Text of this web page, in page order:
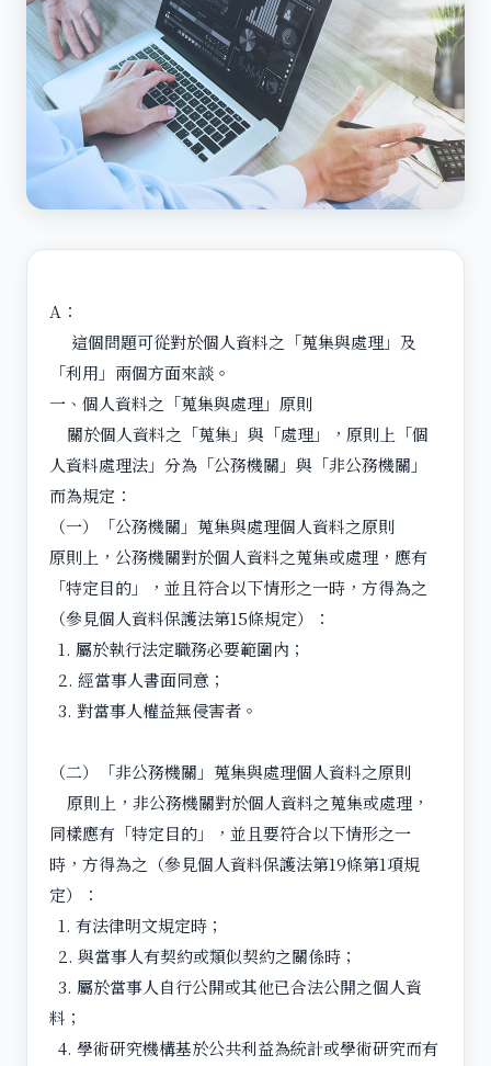
A：
這個問題可從對於個人資料之「蒐集與處理」及
「利用」兩個方面來談。
一、個人資料之「蒐集與處理」原則
關於個人資料之「蒐集」與「處理」，原則上「個
人資料處理法」分為「公務機關」與「非公務機關」
而為規定：
（一）「公務機關」蒐集與處理個人資料之原則
原則上，公務機關對於個人資料之蒐集或處理，應有
「特定目的」，並且符合以下情形之一時，方得為之
（參見個人資料保護法第15條規定）：
1. 屬於執行法定職務必要範圍內；
2. 經當事人書面同意；
3. 對當事人權益無侵害者。
（二）「非公務機關」蒐集與處理個人資料之原則
原則上，非公務機關對於個人資料之蒐集或處理，
同樣應有「特定目的」，並且要符合以下情形之一
時，方得為之（參見個人資料保護法第19條第1項規
定）：
1. 有法律明文規定時；
2. 與當事人有契約或類似契約之關係時；
3. 屬於當事人自行公開或其他已合法公開之個人資
料；
4. 學術研究機構基於公共利益為統計或學術研究而有